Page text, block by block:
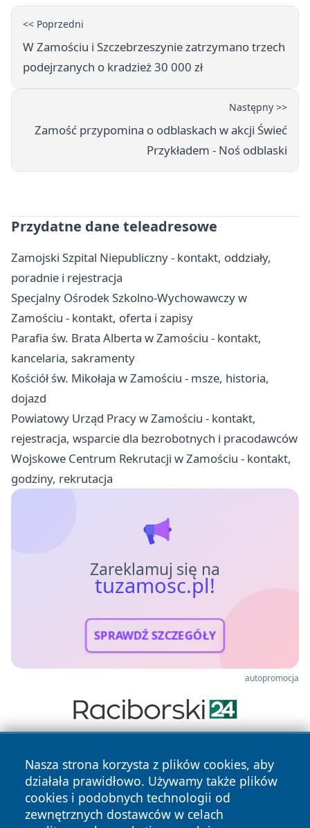
<< Poprzedni
W Zamościu i Szczebrzeszynie zatrzymano trzech
podejrzanych o kradzież 30 000 zł
Następny >>
Zamość przypomina o odblaskach w akcji Świeć
Przykładem - Noś odblaski
Przydatne dane teleadresowe
Zamojski Szpital Niepubliczny - kontakt, oddziały,
poradnie i rejestracja
Specjalny Ośrodek Szkolno-Wychowawczy w
Zamościu - kontakt, oferta i zapisy
Parafia św. Brata Alberta w Zamościu - kontakt,
kancelaria, sakramenty
Kościół św. Mikołaja w Zamościu - msze, historia,
dojazd
Powiatowy Urząd Pracy w Zamościu - kontakt,
rejestracja, wsparcie dla bezrobotnych i pracodawców
Wojskowe Centrum Rekrutacji w Zamościu - kontakt,
godziny, rekrutacja
Zareklamuj się na
tuzamosc.pl!
SPRAWDŹ SZCZEGÓŁY
autopromocja
Nasza strona korzysta z plików cookies, aby
działała prawidłowo. Używamy także plików
cookies i podobnych technologii od
zewnętrznych dostawców w celach